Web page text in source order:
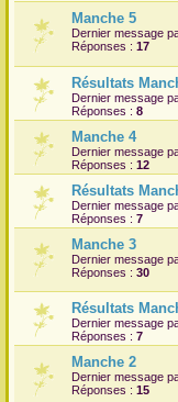
Manche 5
Dernier message
Réponses : 17
Résultats
Dernier message
Réponses : 8
Manche 4
Dernier message
Réponses : 12
Résultats
Dernier message
Réponses : 7
Manche 3
Dernier message
Réponses : 30
Résultats
Dernier message
Réponses : 7
Manche 2
Dernier message
Réponses : 15